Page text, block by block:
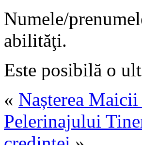
Numele/
abilităţi.
Este posibilă o
« Nașterea
Pelerinajului